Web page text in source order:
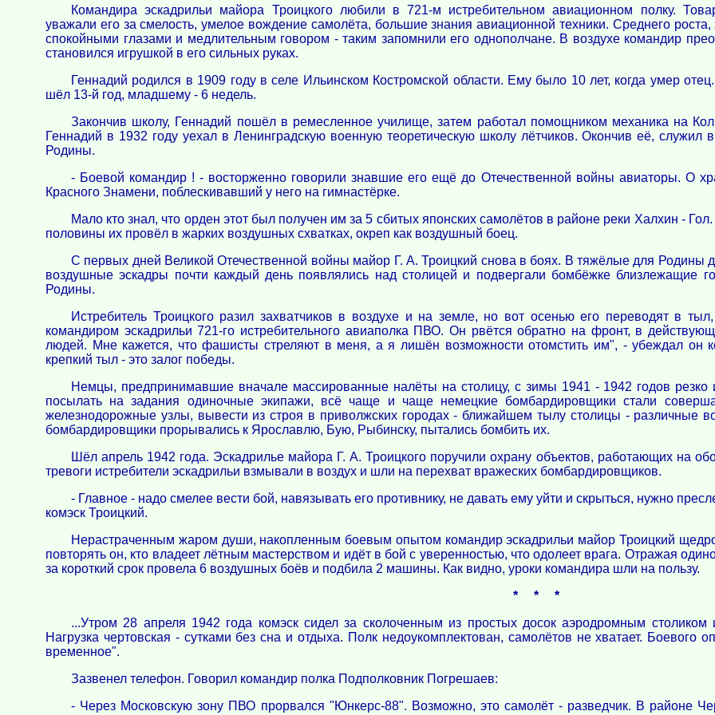
Командира эскадрильи майора Троицкого любили в 721-м истребительном авиационном полку.
уважали его за смелость, умелое вождение самолёта, большие знания авиационной техники. Среднего
спокойными глазами и медлительным говором - таким запомнили его однополчане. В воздухе командир
становился игрушкой в его сильных руках.
Геннадий родился в 1909 году в селе Ильинском Костромской области. Ему было 10 лет, когда умер
шёл 13-й год, младшему - 6 недель.
Закончив школу, Геннадий пошёл в ремесленное училище, затем работал помощником механика на
Геннадий в 1932 году уехал в Ленинградскую военную теоретическую школу лётчиков. Окончив её,
Родины.
- Боевой командир ! - восторженно говорили знавшие его ещё до Отечественной войны авиаторы. О
Красного Знамени, поблескивавший у него на гимнастёрке.
Мало кто знал, что орден этот был получен им за 5 сбитых японских самолётов в районе реки Халхин -
половины их провёл в жарких воздушных схватках, окреп как воздушный боец.
С первых дней Великой Отечественной войны майор Г. А. Троицкий снова в боях. В тяжёлые для Родины
воздушные эскадры почти каждый день появлялись над столицей и подвергали бомбёжке близлежащие
Родины.
Истребитель Троицкого разил захватчиков в воздухе и на земле, но вот осенью его переводят в
командиром эскадрильи 721-го истребительного авиаполка ПВО. Он рвётся обратно на фронт, в
людей. Мне кажется, что фашисты стреляют в меня, а я лишён возможности отомстить им", - убеждал он
крепкий тыл - это залог победы.
Немцы, предпринимавшие вначале массированные налёты на столицу, с зимы 1941 - 1942 годов резко
посылать на задания одиночные экипажи, всё чаще и чаще немецкие бомбардировщики стали
железнодорожные узлы, вывести из строя в приволжских городах - ближайшем тылу столицы - различные
бомбардировщики прорывались к Ярославлю, Бую, Рыбинску, пытались бомбить их.
Шёл апрель 1942 года. Эскадрилье майора Г. А. Троицкого поручили охрану объектов, работающих на
тревоги истребители эскадрильи взмывали в воздух и шли на перехват вражеских бомбардировщиков.
- Главное - надо смелее вести бой, навязывать его противнику, не давать ему уйти и скрыться, нужно
комэск Троицкий.
Нерастраченным жаром души, накопленным боевым опытом командир эскадрильи майор Троицкий
повторять он, кто владеет лётным мастерством и идёт в бой с уверенностью, что одолеет врага. Отражая
за короткий срок провела 6 воздушных боёв и подбила 2 машины. Как видно, уроки командира шли на пользу.
* * *
...Утром 28 апреля 1942 года комэск сидел за сколоченным из простых досок аэродромным
Нагрузка чертовская - сутками без сна и отдыха. Полк недоукомплектован, самолётов не хватает. Боевого
временное".
Зазвенел телефон. Говорил командир полка Подполковник Погрешаев:
- Через Московскую зону ПВО прорвался "Юнкерс-88". Возможно, это самолёт - разведчик. В районе